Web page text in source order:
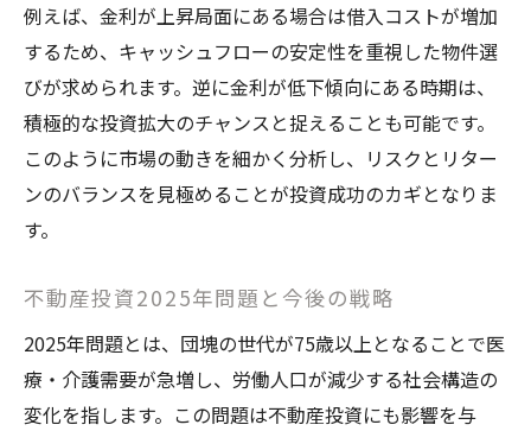
例えば、金利が上昇局面にある場合は借入コストが増加
するため、キャッシュフローの安定性を重視した物件選
びが求められます。逆に金利が低下傾向にある時期は、
積極的な投資拡大のチャンスと捉えることも可能です。
このように市場の動きを細かく分析し、リスクとリター
ンのバランスを見極めることが投資成功のカギとなりま
す。
不動産投資2025年問題と今後の戦略
2025年問題とは、団塊の世代が75歳以上となることで医
療・介護需要が急増し、労働人口が減少する社会構造の
変化を指します。この問題は不動産投資にも影響を与